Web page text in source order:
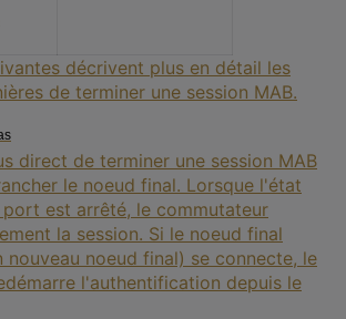
décrivent plus en détail les
de terminer une session MAB.
direct de terminer une session MAB
le noeud final. Lorsque l'état
est arrêté, le commutateur
la session. Si le noeud final
nouveau noeud final) se connecte, le
l'authentification depuis le